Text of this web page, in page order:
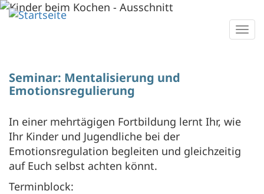
Direkt
zum
Seminar: Mentalisierung und
Emotionsregulierung
In einer mehrtägigen Fortbildung lernt Ihr, wie
Ihr Kinder und Jugendliche bei der
Emotionsregulation begleiten und gleichzeitig
auf Euch selbst achten könnt.
Terminblock: